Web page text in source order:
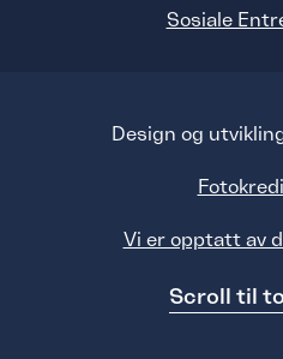
Sosiale
Design og
Vi er opptatt av
Scroll til